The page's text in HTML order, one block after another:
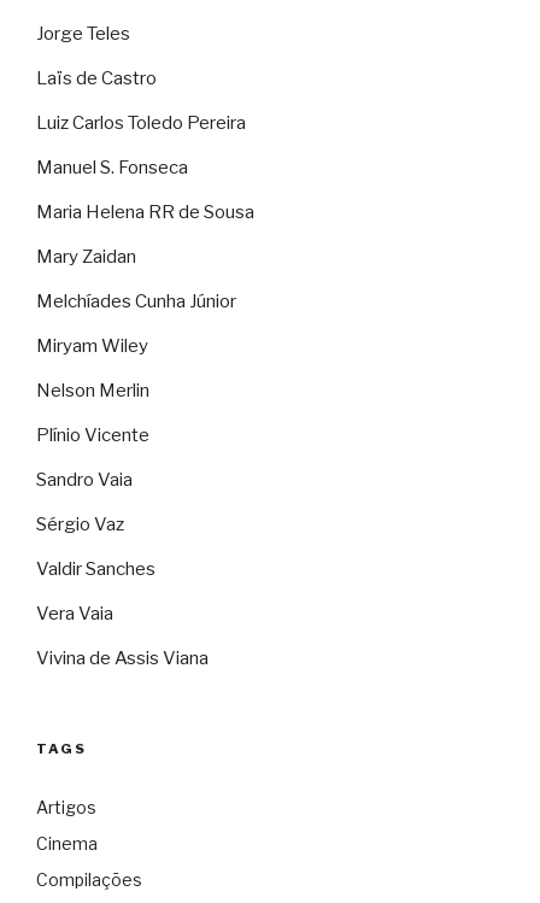
Jorge Teles
Laïs de Castro
Luiz Carlos Toledo Pereira
Manuel S. Fonseca
Maria Helena RR de Sousa
Mary Zaidan
Melchíades Cunha Júnior
Miryam Wiley
Nelson Merlin
Plínio Vicente
Sandro Vaia
Sérgio Vaz
Valdir Sanches
Vera Vaia
Vivina de Assis Viana
TAGS
Artigos
Cinema
Compilações